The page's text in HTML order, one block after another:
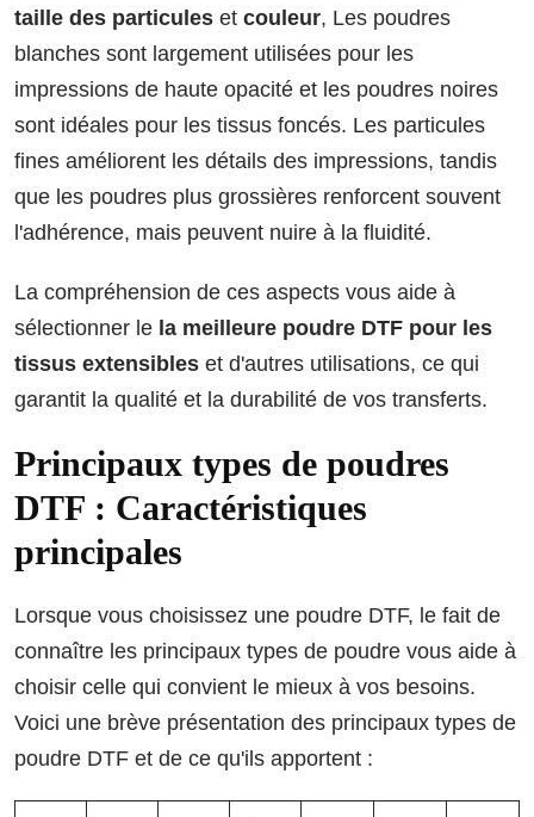
taille des particules et couleur, Les poudres
blanches sont largement utilisées pour les
impressions de haute opacité et les poudres noires
sont idéales pour les tissus foncés. Les particules
fines améliorent les détails des impressions, tandis
que les poudres plus grossières renforcent souvent
l'adhérence, mais peuvent nuire à la fluidité.
La compréhension de ces aspects vous aide à
sélectionner le la meilleure poudre DTF pour les
tissus extensibles et d'autres utilisations, ce qui
garantit la qualité et la durabilité de vos transferts.
Principaux types de poudres
DTF : Caractéristiques
principales
Lorsque vous choisissez une poudre DTF, le fait de
connaître les principaux types de poudre vous aide à
choisir celle qui convient le mieux à vos besoins.
Voici une brève présentation des principaux types de
poudre DTF et de ce qu'ils apportent :